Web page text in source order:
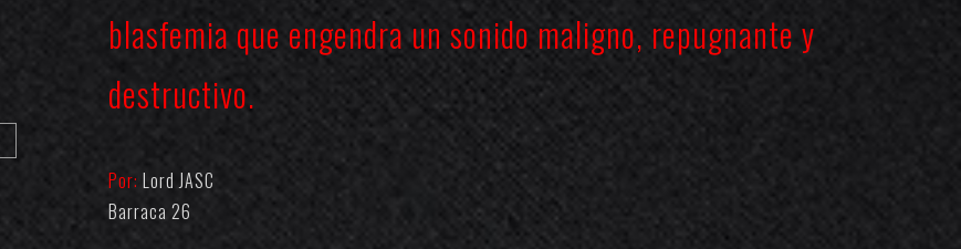
blasfemia que engendra un sonido maligno, repugnante y
destructivo.
Por: Lord JASC
Barraca 26